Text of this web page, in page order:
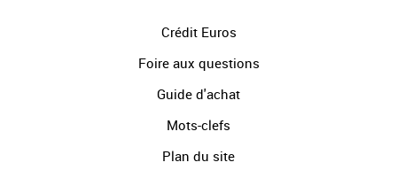
Crédit Euros
Foire aux questions
Guide d'achat
Mots-clefs
Plan du site